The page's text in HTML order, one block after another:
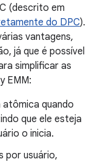
(descrito em
do DPC).
vantagens,
já que é possível
simplificar as
EMM:
quando
que ele esteja
o inicia.
por usuário,